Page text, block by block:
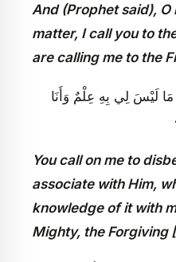
And (Prophet said),
matter, I call you to
are calling me to the
لَيْسَ لِي بِهِ عِلْمٌ وَأَنَا
You call on me to
associate with Him,
knowledge of it with
Mighty, the Forgiving